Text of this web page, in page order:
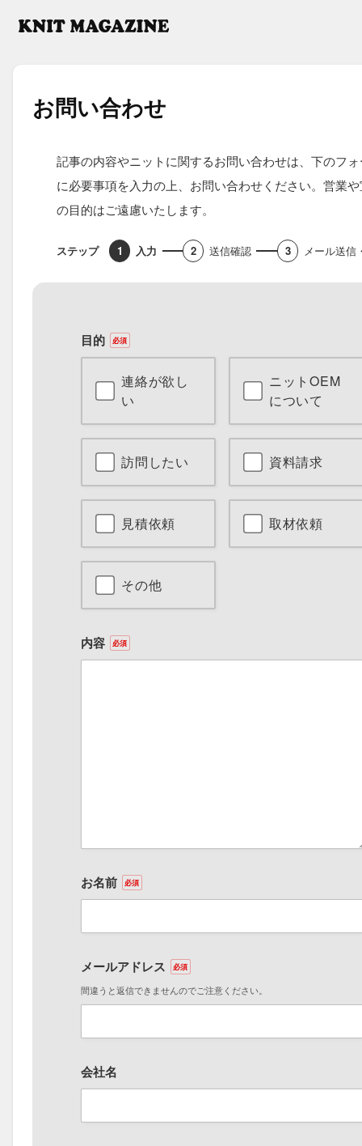
お問い合わせ
記事の内容やニットに関するお問い合わせは、下のフ
に必要事項を入力の上、お問い合わせください。営業
の目的はご遠慮いたします。
入力 送信確認 メール送信
目的 必須
連絡が欲し
い
ニットOEM
について
訪問したい 資料請求
見積依頼 取材依頼
その他
内容 必須
お名前 必須
メールアドレス 必須
間違うと返信できませんのでご注意ください。
会社名